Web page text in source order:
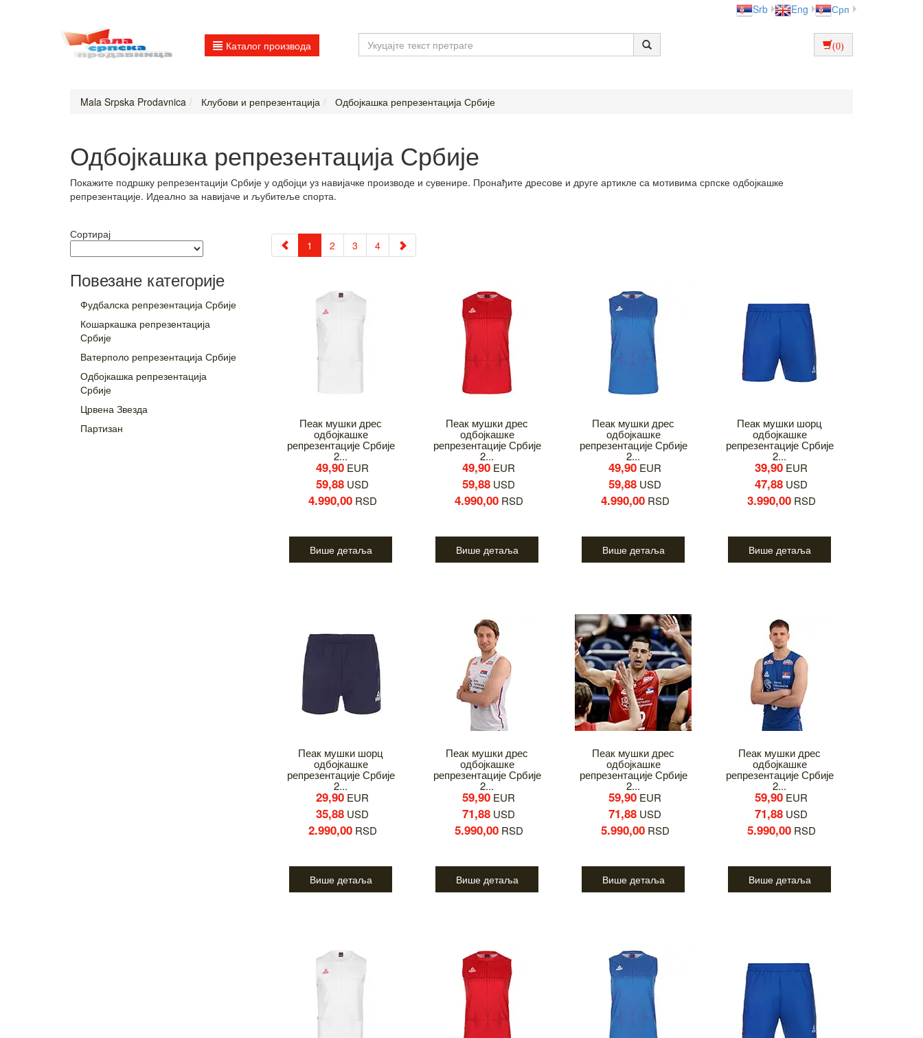
Srb Eng Срп
Каталог производа (0)
Mala Srpska Prodavnica Клубови и репрезентација Одбојкашка репрезентација Србије
Одбојкашка репрезентација Србије
Покажите подршку репрезентацији Србије у одбојци уз навијачке производе и сувенире. Пронађите дресове и друге артикле са мотивима српске одбојкашке
репрезентације. Идеално за навијаче и љубитеље спорта.
Сортирај
Повезане категорије
Фудбалска репрезентација Србије
Кошаркашка репрезентација
Србије
Ватерполо репрезентација Србије
Одбојкашка репрезентација
Србије
Црвена Звезда
Партизан
1 2 3 4
Пеак мушки дрес
одбојкашке
репрезентације Србије
2...
49,90 EUR
59,88 USD
4.990,00RSD
Више детаља
Пеак мушки дрес
одбојкашке
репрезентације Србије
2...
49,90 EUR
59,88 USD
4.990,00RSD
Више детаља
Пеак мушки дрес
одбојкашке
репрезентације Србије
2...
49,90 EUR
59,88 USD
4.990,00RSD
Више детаља
Пеак мушки шорц
одбојкашке
репрезентације Србије
2...
39,90 EUR
47,88 USD
3.990,00RSD
Више детаља
Пеак мушки шорц
одбојкашке
репрезентације Србије
2...
29,90 EUR
35,88 USD
2.990,00RSD
Више детаља
Пеак мушки дрес
одбојкашке
репрезентације Србије
2...
59,90 EUR
71,88 USD
5.990,00RSD
Више детаља
Пеак мушки дрес
одбојкашке
репрезентације Србије
2...
59,90 EUR
71,88 USD
5.990,00RSD
Више детаља
Пеак мушки дрес
одбојкашке
репрезентације Србије
2...
59,90 EUR
71,88 USD
5.990,00RSD
Више детаља